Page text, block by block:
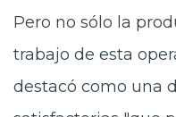
Pero no sólo la
trabajo de esta
destacó como una